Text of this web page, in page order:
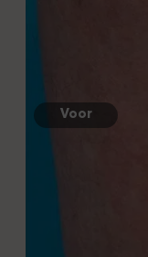
Voor